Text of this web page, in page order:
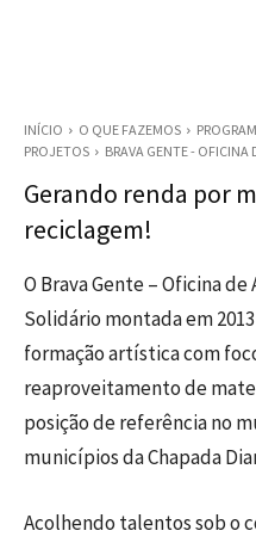
INÍCIO O QUE FAZEMOS
PROJETOS
BRAVA GENTE - OFICINA
Gerando renda por
reciclagem!
O Brava Gente – Oficina
Solidário montada em
formação artística com
reaproveitamento de
posição de referência no
municípios da Chapada
Acolhendo talentos sob o